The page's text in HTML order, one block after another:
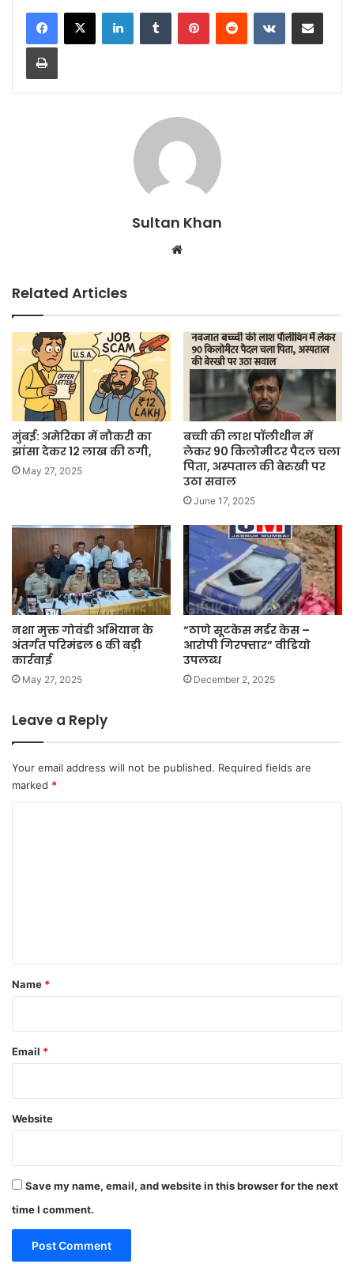
Sultan Khan
Related Articles
मुंबई: अमेरिका में नौकरी का
झांसा देकर 12 लाख की ठगी,
May 27, 2025
बच्ची की लाश पॉलीथीन में
लेकर 90 किलोमीटर पैदल चला
पिता, अस्पताल की बेरुखी पर
उठा सवाल
June 17, 2025
नशा मुक्त गोवंडी अभियान के
अंतर्गत परिमंडल ६ की बड़ी
कार्रवाई
May 27, 2025
“ठाणे सूटकेस मर्डर केस –
आरोपी गिरफ्तार” वीडियो
उपलब्ध
December 2, 2025
Leave a Reply
Your email address will not be published. Required fields are
marked *
*
Name *
Email *
Website
Save my name, email, and website in this browser for the next
time I comment.